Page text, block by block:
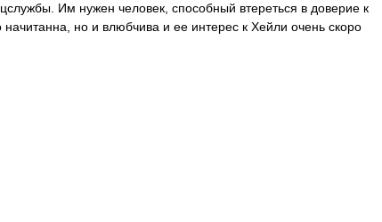
Им нужен человек, способный втереться в доверие к
но и влюбчива и ее интерес к Хейли очень скоро